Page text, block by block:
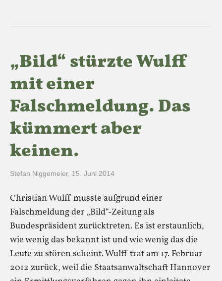
„Bild“ stürzte Wulff
mit einer
Falschmeldung. Das
kümmert aber
keinen.
Stefan Niggemeier, 15. Juni 2014
Christian Wulff musste aufgrund einer
Falschmeldung der „Bild“-Zeitung als
Bundespräsident zurücktreten. Es ist erstaunlich,
wie wenig das bekannt ist und wie wenig das die
Leute zu stören scheint. Wulff trat am 17. Februar
2012 zurück, weil die Staatsanwaltschaft Hannover